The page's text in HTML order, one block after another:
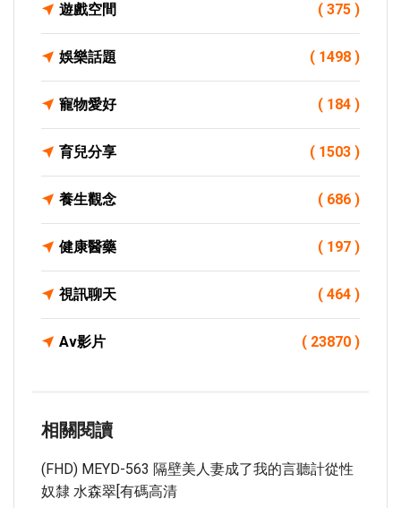
遊戲空間 ( 375 )
娛樂話題 ( 1498 )
寵物愛好 ( 184 )
育兒分享 ( 1503 )
養生觀念 ( 686 )
健康醫藥 ( 197 )
視訊聊天 ( 464 )
Av影片 ( 23870 )
相關閱讀
(FHD) MEYD-563 隔壁美人妻成了我的言聽計從性
奴隸 水森翠[有碼高清